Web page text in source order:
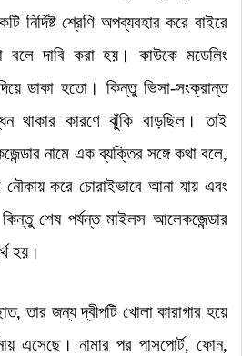
নির্দিষ্ট শ্রেণি অপব্যবহার করে বাইরে
বলে দাবি করা হয়।কাউকে মডেলিং
ডাকা হতো ।কিন্তু ভিসা-সংক্রান্ত
থাকার কারণে ঝুঁকি বাড়ছিল।তাই
নামে এক ব্যক্তির সঙ্গে কথা বলে,
নৌকায় করে চোরাইভাবে আনা যায় এবং
কিন্তু শেষ পর্যন্ত মাইলস আলেকজেন্ডার
হয়।
তার জন্য দ্বীপটি খোলা কারাগার হয়ে
এসেছে।নামার পর পাসপোর্ট, ফোন,